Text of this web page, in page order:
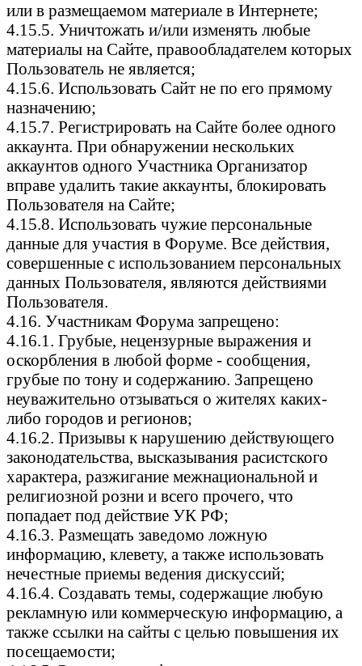
или в размещаемом материале в Интернете;
4.15.5. Уничтожать и/или изменять любые
материалы на Сайте, правообладателем которых
Пользователь не является;
4.15.6. Использовать Сайт не по его прямому
назначению;
4.15.7. Регистрировать на Сайте более одного
аккаунта. При обнаружении нескольких
аккаунтов одного Участника Организатор
вправе удалить такие аккаунты, блокировать
Пользователя на Сайте;
4.15.8. Использовать чужие персональные
данные для участия в Форуме. Все действия,
совершенные с использованием персональных
данных Пользователя, являются действиями
Пользователя.
4.16. Участникам Форума запрещено:
4.16.1. Грубые, нецензурные выражения и
оскорбления в любой форме - сообщения,
грубые по тону и содержанию. Запрещено
неуважительно отзываться о жителях каких-
либо городов и регионов;
4.16.2. Призывы к нарушению действующего
законодательства, высказывания расистского
характера, разжигание межнациональной и
религиозной розни и всего прочего, что
попадает под действие УК РФ;
4.16.3. Размещать заведомо ложную
информацию, клевету, а также использовать
нечестные приемы ведения дискуссий;
4.16.4. Создавать темы, содержащие любую
рекламную или коммерческую информацию, а
также ссылки на сайты с целью повышения их
посещаемости;